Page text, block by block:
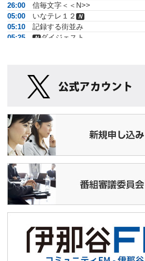
26:00
信毎文字＜＜N>>
05:00
いなテレ１２ Ｎ
05:10
記録する街並み
05:25
Ｎダイジェスト
松尾アトムの瞬間メタル
ＪＡ広報る～らる
07:15
がんばらない体操
07:25
脳いきいき体操
07:30
ＣＥＫ週間ダイジェスト
08:00
素顔がいいね南箕輪
08:15
もみじチャンネル
08:30
上伊那ふるさとだより
08:50
手話で話そう